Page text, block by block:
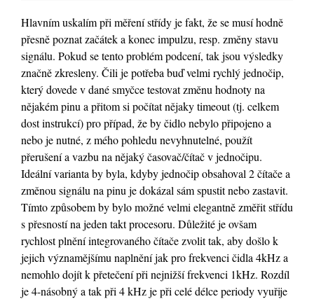
Hlavním uskalím při měření střídy je fakt, že se musí hodně
přesně poznat začátek a konec impulzu, resp. změny stavu
signálu. Pokud se tento problém podcení, tak jsou výsledky
značně zkresleny. Čili je potřeba buď velmi rychlý jednočip,
který dovede v dané smyčce testovat změnu hodnoty na
nějakém pinu a přitom si počítat nějaky timeout (tj. celkem
dost instrukcí) pro případ, že by čidlo nebylo připojeno a
nebo je nutné, z mého pohledu nevyhnutelné, použít
přerušení a vazbu na nějaký časovač/čítač v jednočipu.
Ideální varianta by byla, kdyby jednočip obsahoval 2 čítače a
změnou signálu na pinu je dokázal sám spustit nebo zastavit.
Tímto způsobem by bylo možné velmi elegantně změřit střídu
s přesností na jeden takt procesoru. Důležité je ovšam
rychlost plnění integrovaného čítače zvolit tak, aby došlo k
jejich významějšímu naplnění jak pro frekvenci čidla 4kHz a
nemohlo dojít k přetečení při nejnižší frekvenci 1kHz. Rozdíl
je 4-násobný a tak při 4 kHz je při celé délce periody vyuřije